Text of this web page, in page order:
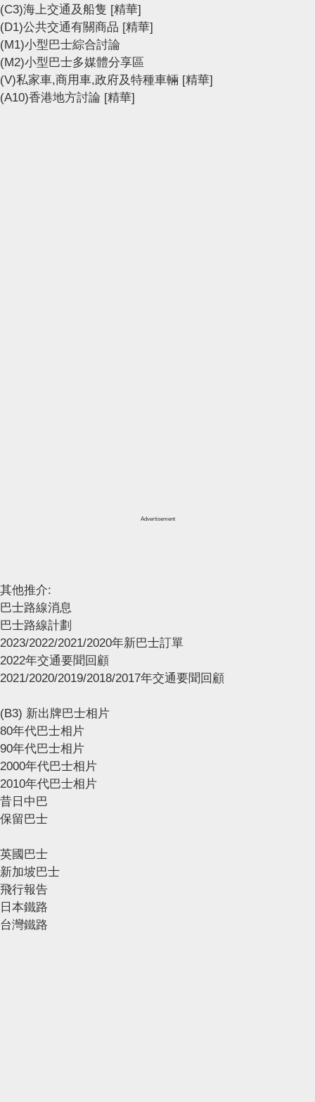
(C3)海上交通及船隻 [精華]
(D1)公共交通有關商品 [精華]
(M1)小型巴士綜合討論
(M2)小型巴士多媒體分享區
(V)私家車,商用車,政府及特種車輛 [精華]
(A10)香港地方討論 [精華]
Advertisement
其他推介:
巴士路線消息
巴士路線計劃
2023/2022/2021/2020年新巴士訂單
2022年交通要聞回顧
2021/2020/2019/2018/2017年交通要聞回顧
(B3) 新出牌巴士相片
80年代巴士相片
90年代巴士相片
2000年代巴士相片
2010年代巴士相片
昔日中巴
保留巴士
英國巴士
新加坡巴士
飛行報告
日本鐵路
台灣鐵路